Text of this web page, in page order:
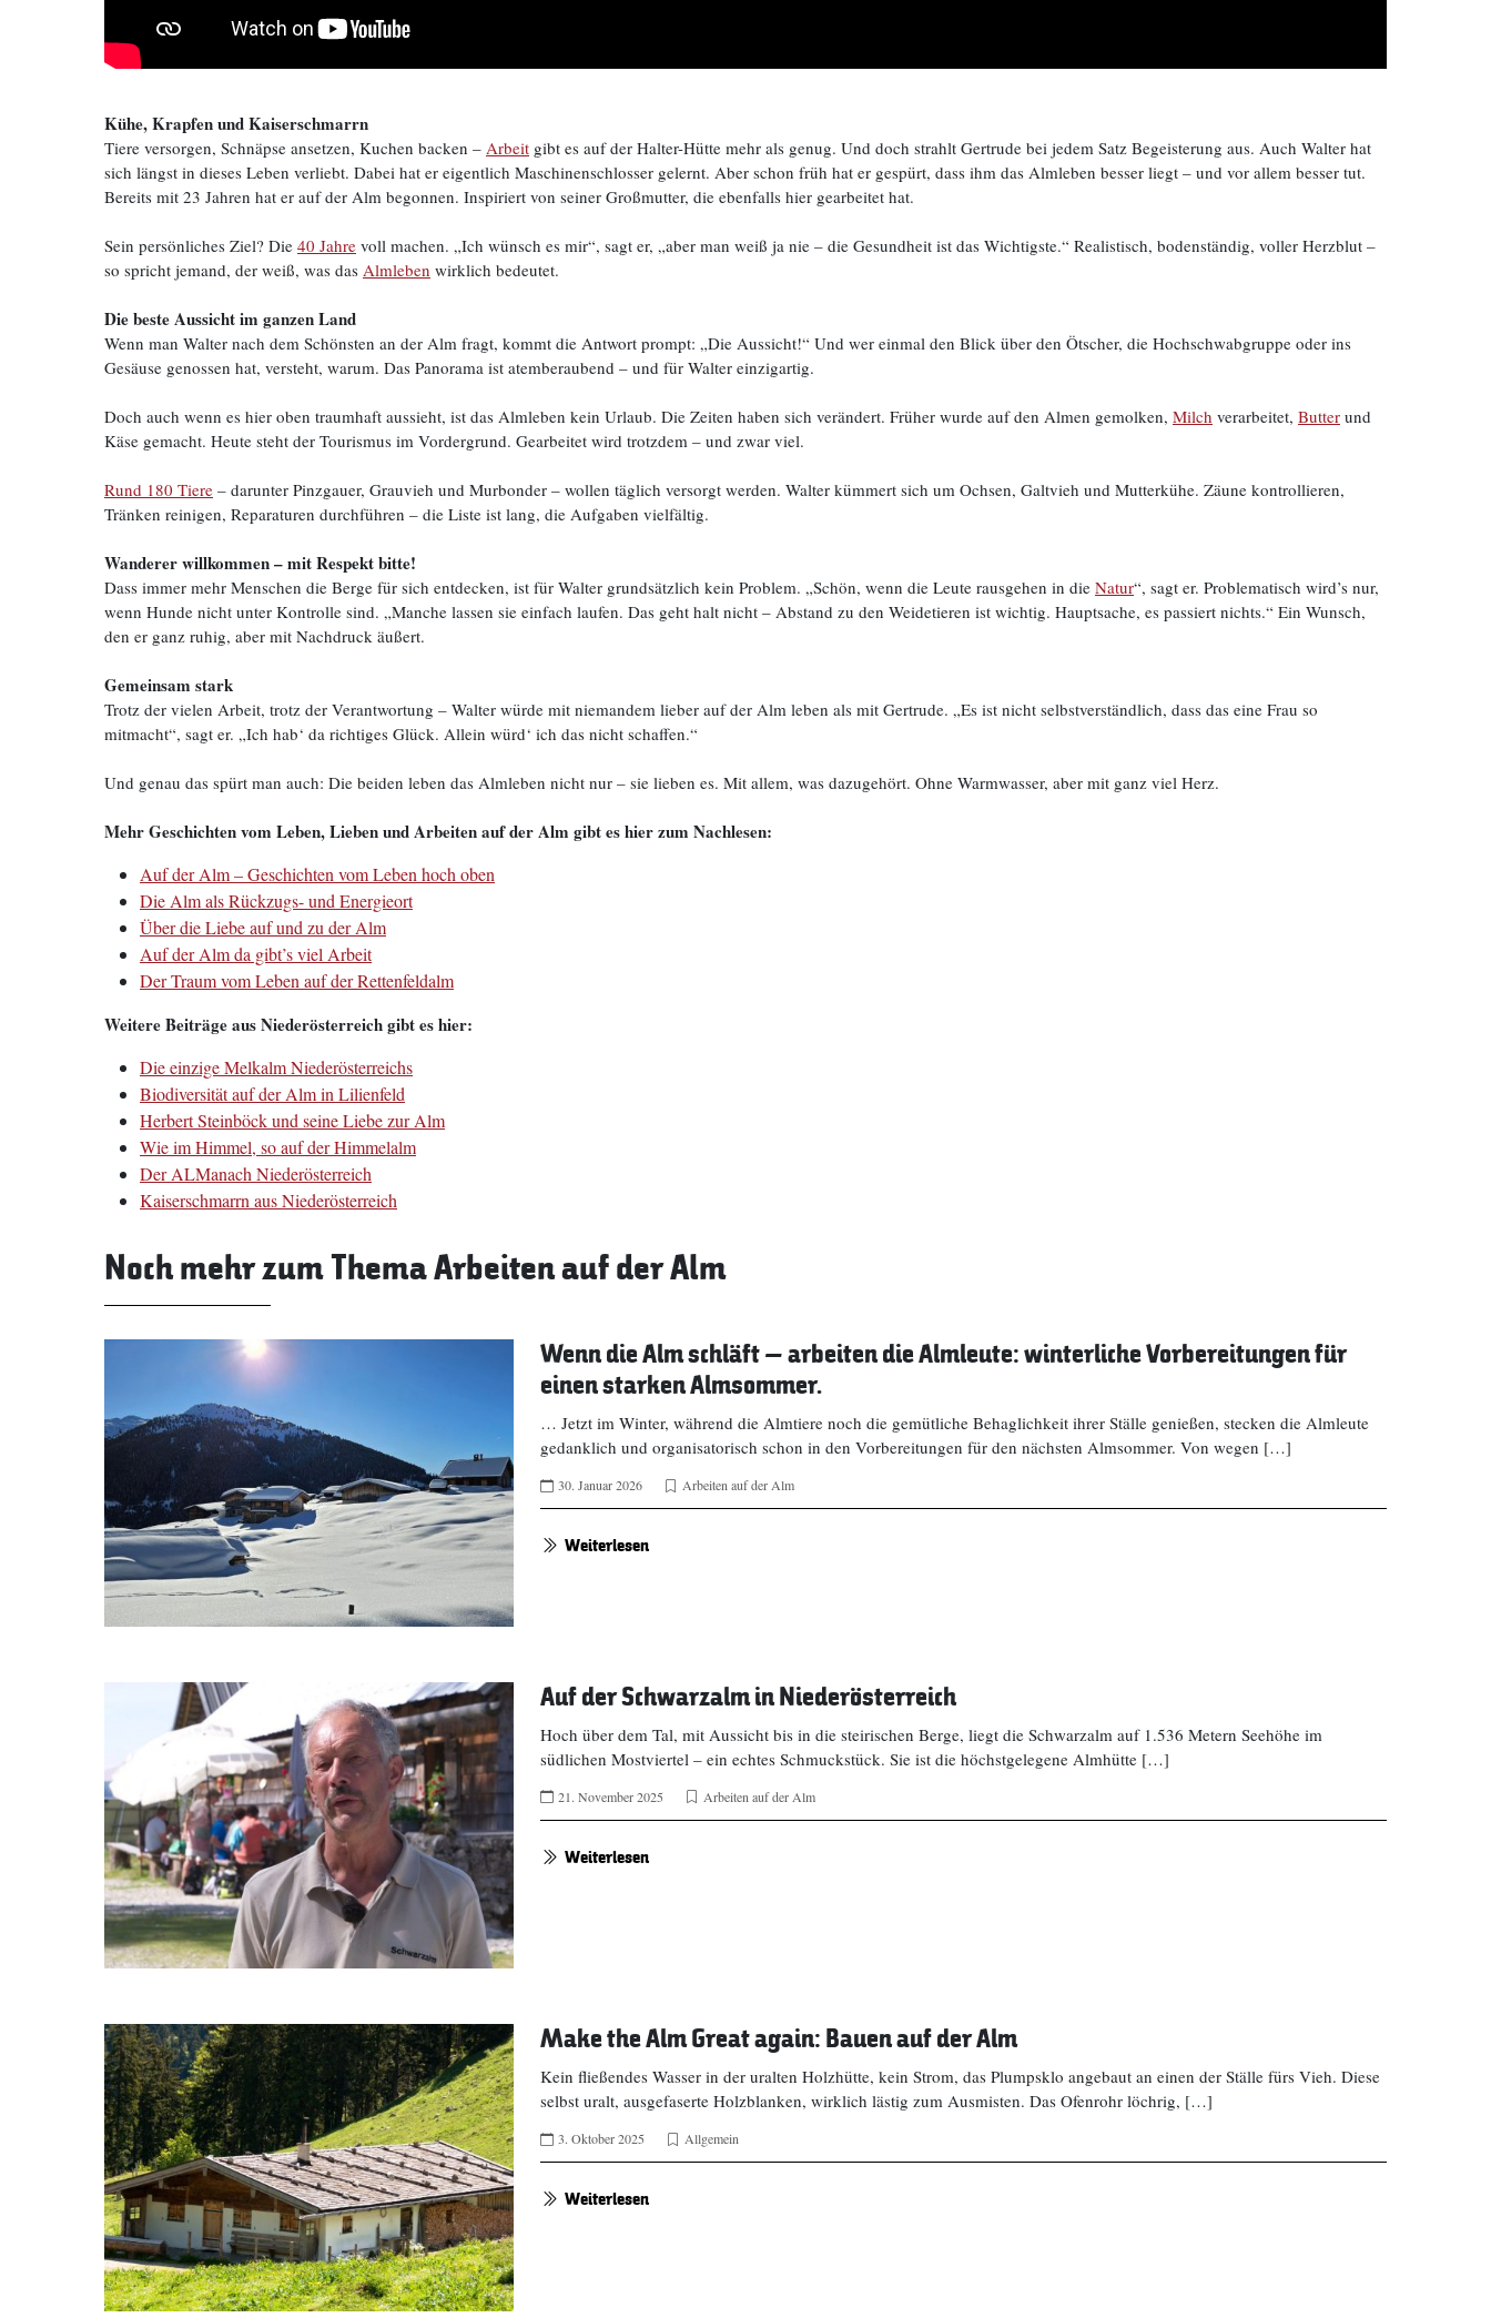
Kühe, Krapfen und Kaiserschmarrn
Tiere versorgen, Schnäpse ansetzen, Kuchen backen – Arbeit gibt es auf der Halter-Hütte mehr als genug. Und doch strahlt Gertrude bei jedem Satz Begeisterung aus. Auch Walter hat
sich längst in dieses Leben verliebt. Dabei hat er eigentlich Maschinenschlosser gelernt. Aber schon früh hat er gespürt, dass ihm das Almleben besser liegt – und vor allem besser tut.
Bereits mit 23 Jahren hat er auf der Alm begonnen. Inspiriert von seiner Großmutter, die ebenfalls hier gearbeitet hat.
Sein persönliches Ziel? Die 40 Jahre voll machen. „Ich wünsch es mir“, sagt er, „aber man weiß ja nie – die Gesundheit ist das Wichtigste.“ Realistisch, bodenständig, voller Herzblut –
so spricht jemand, der weiß, was das Almleben wirklich bedeutet.
Die beste Aussicht im ganzen Land
Wenn man Walter nach dem Schönsten an der Alm fragt, kommt die Antwort prompt: „Die Aussicht!“ Und wer einmal den Blick über den Ötscher, die Hochschwabgruppe oder ins
Gesäuse genossen hat, versteht, warum. Das Panorama ist atemberaubend – und für Walter einzigartig.
Doch auch wenn es hier oben traumhaft aussieht, ist das Almleben kein Urlaub. Die Zeiten haben sich verändert. Früher wurde auf den Almen gemolken, Milch verarbeitet, Butter und
Käse gemacht. Heute steht der Tourismus im Vordergrund. Gearbeitet wird trotzdem – und zwar viel.
Rund 180 Tiere – darunter Pinzgauer, Grauvieh und Murbonder – wollen täglich versorgt werden. Walter kümmert sich um Ochsen, Galtvieh und Mutterkühe. Zäune kontrollieren,
Tränken reinigen, Reparaturen durchführen – die Liste ist lang, die Aufgaben vielfältig.
Wanderer willkommen – mit Respekt bitte!
Dass immer mehr Menschen die Berge für sich entdecken, ist für Walter grundsätzlich kein Problem. „Schön, wenn die Leute rausgehen in die Natur“, sagt er. Problematisch wird’s nur,
wenn Hunde nicht unter Kontrolle sind. „Manche lassen sie einfach laufen. Das geht halt nicht – Abstand zu den Weidetieren ist wichtig. Hauptsache, es passiert nichts.“ Ein Wunsch,
den er ganz ruhig, aber mit Nachdruck äußert.
Gemeinsam stark
Trotz der vielen Arbeit, trotz der Verantwortung – Walter würde mit niemandem lieber auf der Alm leben als mit Gertrude. „Es ist nicht selbstverständlich, dass das eine Frau so
mitmacht“, sagt er. „Ich hab‘ da richtiges Glück. Allein würd‘ ich das nicht schaffen.“
Und genau das spürt man auch: Die beiden leben das Almleben nicht nur – sie lieben es. Mit allem, was dazugehört. Ohne Warmwasser, aber mit ganz viel Herz.
Mehr Geschichten vom Leben, Lieben und Arbeiten auf der Alm gibt es hier zum Nachlesen:
Auf der Alm – Geschichten vom Leben hoch oben
Die Alm als Rückzugs- und Energieort
Über die Liebe auf und zu der Alm
Auf der Alm da gibt’s viel Arbeit
Der Traum vom Leben auf der Rettenfeldalm
Weitere Beiträge aus Niederösterreich gibt es hier:
Die einzige Melkalm Niederösterreichs
Biodiversität auf der Alm in Lilienfeld
Herbert Steinböck und seine Liebe zur Alm
Wie im Himmel, so auf der Himmelalm
Der ALManach Niederösterreich
Kaiserschmarrn aus Niederösterreich
Noch mehr zum Thema Arbeiten auf der Alm
Wenn die Alm schläft – arbeiten die Almleute: winterliche Vorbereitungen für
einen starken Almsommer.
… Jetzt im Winter, während die Almtiere noch die gemütliche Behaglichkeit ihrer Ställe genießen, stecken die Almleute
gedanklich und organisatorisch schon in den Vorbereitungen für den nächsten Almsommer. Von wegen […]
30. Januar 2026 Arbeiten auf der Alm
Weiterlesen
Auf der Schwarzalm in Niederösterreich
Hoch über dem Tal, mit Aussicht bis in die steirischen Berge, liegt die Schwarzalm auf 1.536 Metern Seehöhe im
südlichen Mostviertel – ein echtes Schmuckstück. Sie ist die höchstgelegene Almhütte […]
21. November 2025 Arbeiten auf der Alm
Weiterlesen
Make the Alm Great again: Bauen auf der Alm
Kein fließendes Wasser in der uralten Holzhütte, kein Strom, das Plumpsklo angebaut an einen der Ställe fürs Vieh. Diese
selbst uralt, ausgefaserte Holzblanken, wirklich lästig zum Ausmisten. Das Ofenrohr löchrig, […]
3. Oktober 2025 Allgemein
Weiterlesen